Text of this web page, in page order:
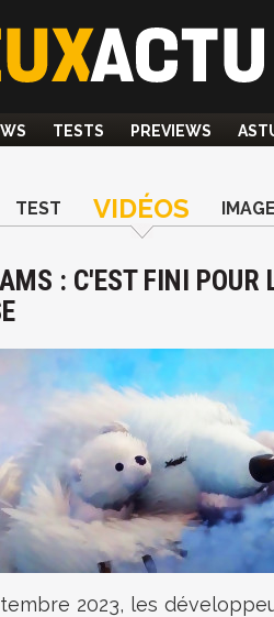
TESTS PREVIEWS
TEST VIDÉOS
: C'EST FINI POUR
2023, les